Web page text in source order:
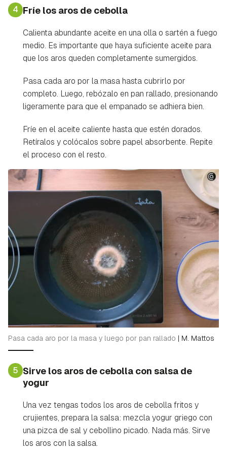
Guardar como favorito
Para poder guardar como favorito, primero has de
iniciar sesión con tu cuenta de Hogarmanía.
4 Fríe los aros de cebolla
Calienta abundante aceite en una olla o sartén a fuego
medio. Es importante que haya suficiente aceite para
que los aros queden completamente sumergidos.
Pasa cada aro por la masa hasta cubrirlo por
completo. Luego, rebózalo en pan rallado, presionando
ligeramente para que el empanado se adhiera bien.
Fríe en el aceite caliente hasta que estén dorados.
Retíralos y colócalos sobre papel absorbente. Repite
el proceso con el resto.
Pasa cada aro por la masa y luego por pan rallado | M. Mattos
5 Sirve los aros de cebolla con salsa de
yogur
Una vez tengas todos los aros de cebolla fritos y
crujientes, prepara la salsa: mezcla yogur griego con
una pizca de sal y cebollino picado. Nada más. Sirve
los aros con la salsa.
Contenido enviado
Gracias por suscribirte a nuestro boletín.
ACEPTAR